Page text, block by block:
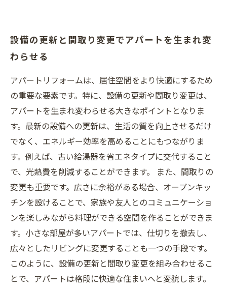
設備の更新と間取り変更でアパートを生まれ変
わらせる
アパートリフォームは、居住空間をより快適にするため
の重要な要素です。特に、設備の更新や間取り変更は、
アパートを生まれ変わらせる大きなポイントとなりま
す。最新の設備への更新は、生活の質を向上させるだけ
でなく、エネルギー効率を高めることにもつながりま
す。例えば、古い給湯器を省エネタイプに交代すること
で、光熱費を削減することができます。 また、間取りの
変更も重要です。広さに余裕がある場合、オープンキッ
チンを設けることで、家族や友人とのコミュニケーショ
ンを楽しみながら料理ができる空間を作ることができま
す。小さな部屋が多いアパートでは、仕切りを撤去し、
広々としたリビングに変更することも一つの手段です。
このように、設備の更新と間取り変更を組み合わせるこ
とで、アパートは格段に快適な住まいへと変貌します。